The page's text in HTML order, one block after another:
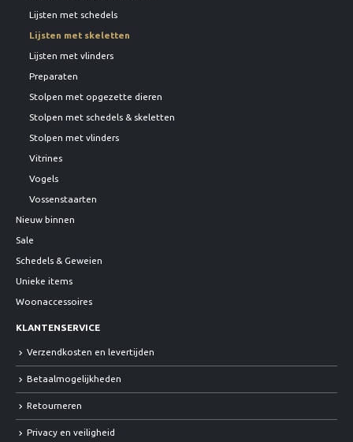
Lijsten met schedels
Lijsten met skeletten
Lijsten met vlinders
Preparaten
Stolpen met opgezette dieren
Stolpen met schedels & skeletten
Stolpen met vlinders
Vitrines
Vogels
Vossenstaarten
Nieuw binnen
Sale
Schedels & Geweien
Unieke items
Woonaccessoires
KLANTENSERVICE
Verzendkosten en levertijden
Betaalmogelijkheden
Retourneren
Privacy en veiligheid